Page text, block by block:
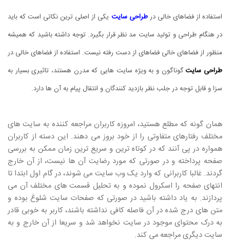
استفاده از فضاهای خالی درطراحی سایت یکی از اصلی ترین نکاتی است که باید
در هنگام طراحی و تولید سایت مد نظر قرار بگیرد. توجه داشته باشید که همیشه
منظور از فضاهای خالی فضاهای از دست رفته نیست. استفاده از فضاهای خالی در
طراحی سایتگوناگون و به ویژه سایت هایی که مدرن هستند، تاثیری بسیار به
سزا و قابل توجه در جلب نظر بازدید کنندگان و انتقال پیام به آن ها دارد.
همان گونه که مطلع هستید، امروزه کاربران مراجعه کننده به سایت های
مختلف رفتارهای متفاوتی را از خود بروز می دهند. این دسته از کاربران
همواره در پی آنند که در کوتاه ترین و سریع ترین زمان ممکن به بررسی
صفحه پرداخته و در صورتی که مورد رضایت آن ها نیست، از آن خارج
گردند. غالبا کاربرانی که وارد یک وب سایت می شوند، در گام اول ابتدا تا
انتهای صفحه را اسکرول نموده و به تحلیل قسمت های مختلف آن می
پردازند. به یاد داشته باشید در صورتی که صفحات سایت شلوغ بوده و
متن های درج شده در آن فاصله کافی نداشته باشند، کاربر به خوبی قادر
به درک محتوای موجود در سایت نخواهد شد و سریعا از آن خارج و به
سایت دیگری مراجعه می کند.